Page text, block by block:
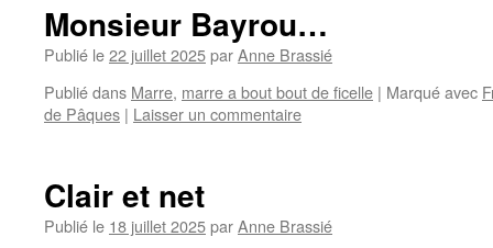
Monsieur Bayrou…
Publié le22 juillet 2025parAnne Brassié
Publié dans Marre, marre a bout bout de ficelle | Marqué avec
de Pâques | Laisser un commentaire
Clair et net
Publié le 18 juillet 2025parAnne Brassié